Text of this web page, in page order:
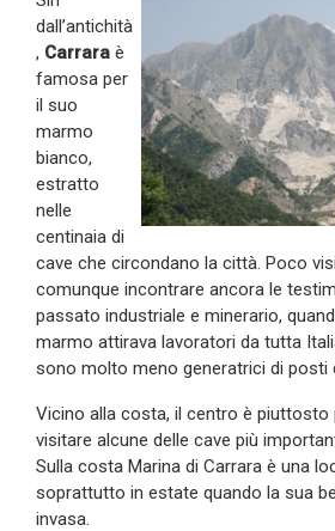
dall’antichità
, Carrara è
famosa per
il suo
marmo
bianco,
estratto
nelle
centinaia di
cave che circondano la città. Poco
comunque incontrare ancora le
passato industriale e minerario,
marmo attirava lavoratori da tutta
sono molto meno generatrici di posti
Vicino alla costa, il centro è
visitare alcune delle cave più
Sulla costa Marina di Carrara è una
soprattutto in estate quando la sua
invasa.